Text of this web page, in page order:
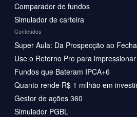
Comparador de fundos
Simulador de carteira
Conteúdos
Super Aula: Da Prospecção ao
Use o Retorno Pro para
Fundos que Bateram IPCA+6
Quanto rende R$ 1 milhão em
Gestor de ações 360
Simulador PGBL